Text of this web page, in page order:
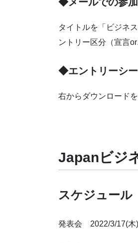
タイトルを「ビジネ
ントリー区分（宣言
◆エントリーシー
右からダウンロード
Japanビジ
スケジュール
発表会 2022/3/17(木